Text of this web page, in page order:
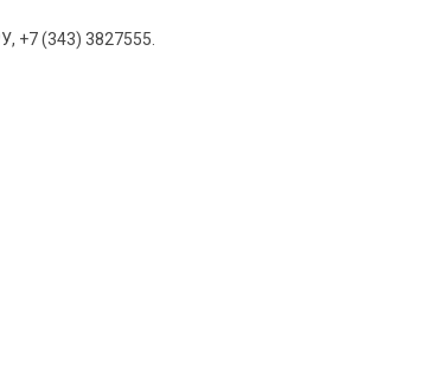
+7 (343) 3827555.